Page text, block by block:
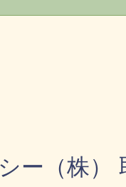
ー（株